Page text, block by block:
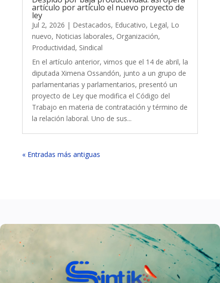
artículo por artículo el nuevo proyecto de
ley
Jul 2, 2026 | Destacados, Educativo, Legal, Lo
nuevo, Noticias laborales, Organización,
Productividad, Sindical
En el artículo anterior, vimos que el 14 de abril, la
diputada Ximena Ossandón, junto a un grupo de
parlamentarias y parlamentarios, presentó un
proyecto de Ley que modifica el Código del
Trabajo en materia de contratación y término de
la relación laboral. Uno de sus...
« Entradas más antiguas